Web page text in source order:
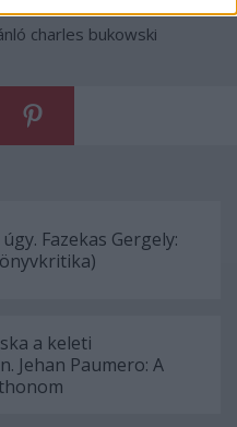
charles bukowski
Fazekas Gergely:
a keleti
Jehan Paumero: A